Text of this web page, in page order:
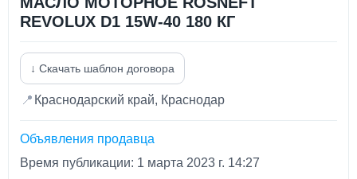
REVOLUX D1 15W-40 180 КГ
↓ Скачать шаблон договора
📍 Краснодарский край, Краснодар
Объявления продавца
Время публикации: 1 марта 2023 г. 14:27